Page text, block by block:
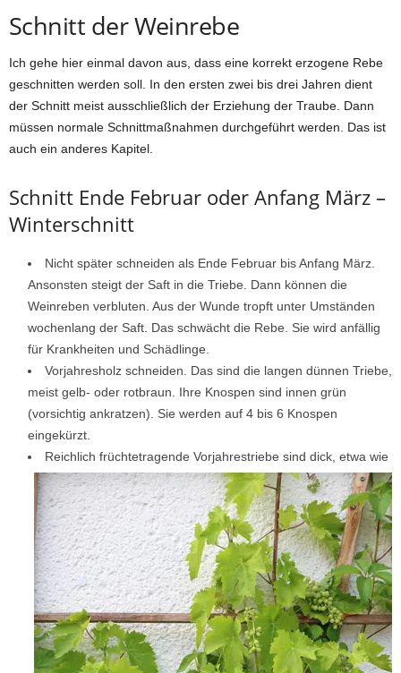
Schnitt der Weinrebe
Ich gehe hier einmal davon aus, dass eine korrekt erzogene Rebe
geschnitten werden soll. In den ersten zwei bis drei Jahren dient
der Schnitt meist ausschließlich der Erziehung der Traube. Dann
müssen normale Schnittmaßnahmen durchgeführt werden. Das ist
auch ein anderes Kapitel.
Schnitt Ende Februar oder Anfang März –
Winterschnitt
Nicht später schneiden als Ende Februar bis Anfang März.
Ansonsten steigt der Saft in die Triebe. Dann können die
Weinreben verbluten. Aus der Wunde tropft unter Umständen
wochenlang der Saft. Das schwächt die Rebe. Sie wird anfällig
für Krankheiten und Schädlinge.
Vorjahresholz schneiden. Das sind die langen dünnen Triebe,
meist gelb- oder rotbraun. Ihre Knospen sind innen grün
(vorsichtig ankratzen). Sie werden auf 4 bis 6 Knospen
eingekürzt.
Reichlich früchtetragende Vorjahrestriebe sind dick, etwa wie